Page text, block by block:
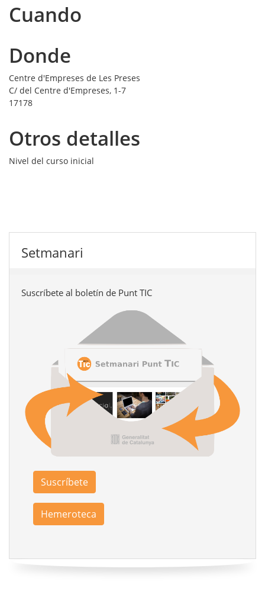
Cuando
Donde
Centre d'Empreses de Les Preses
C/ del Centre d'Empreses, 1-7
17178
Otros detalles
Nivel del curso inicial
Setmanari
Suscríbete al boletín de Punt TIC
Suscríbete
Hemeroteca